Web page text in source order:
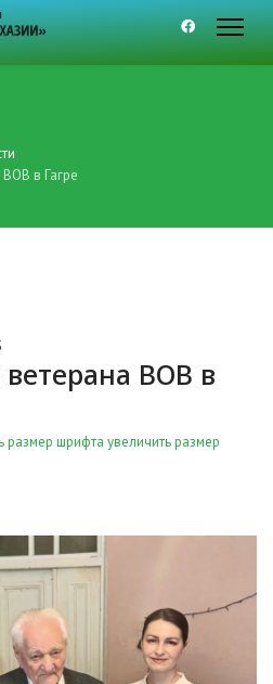
в Гагре
ВОВ в
размер шрифта увеличить размер